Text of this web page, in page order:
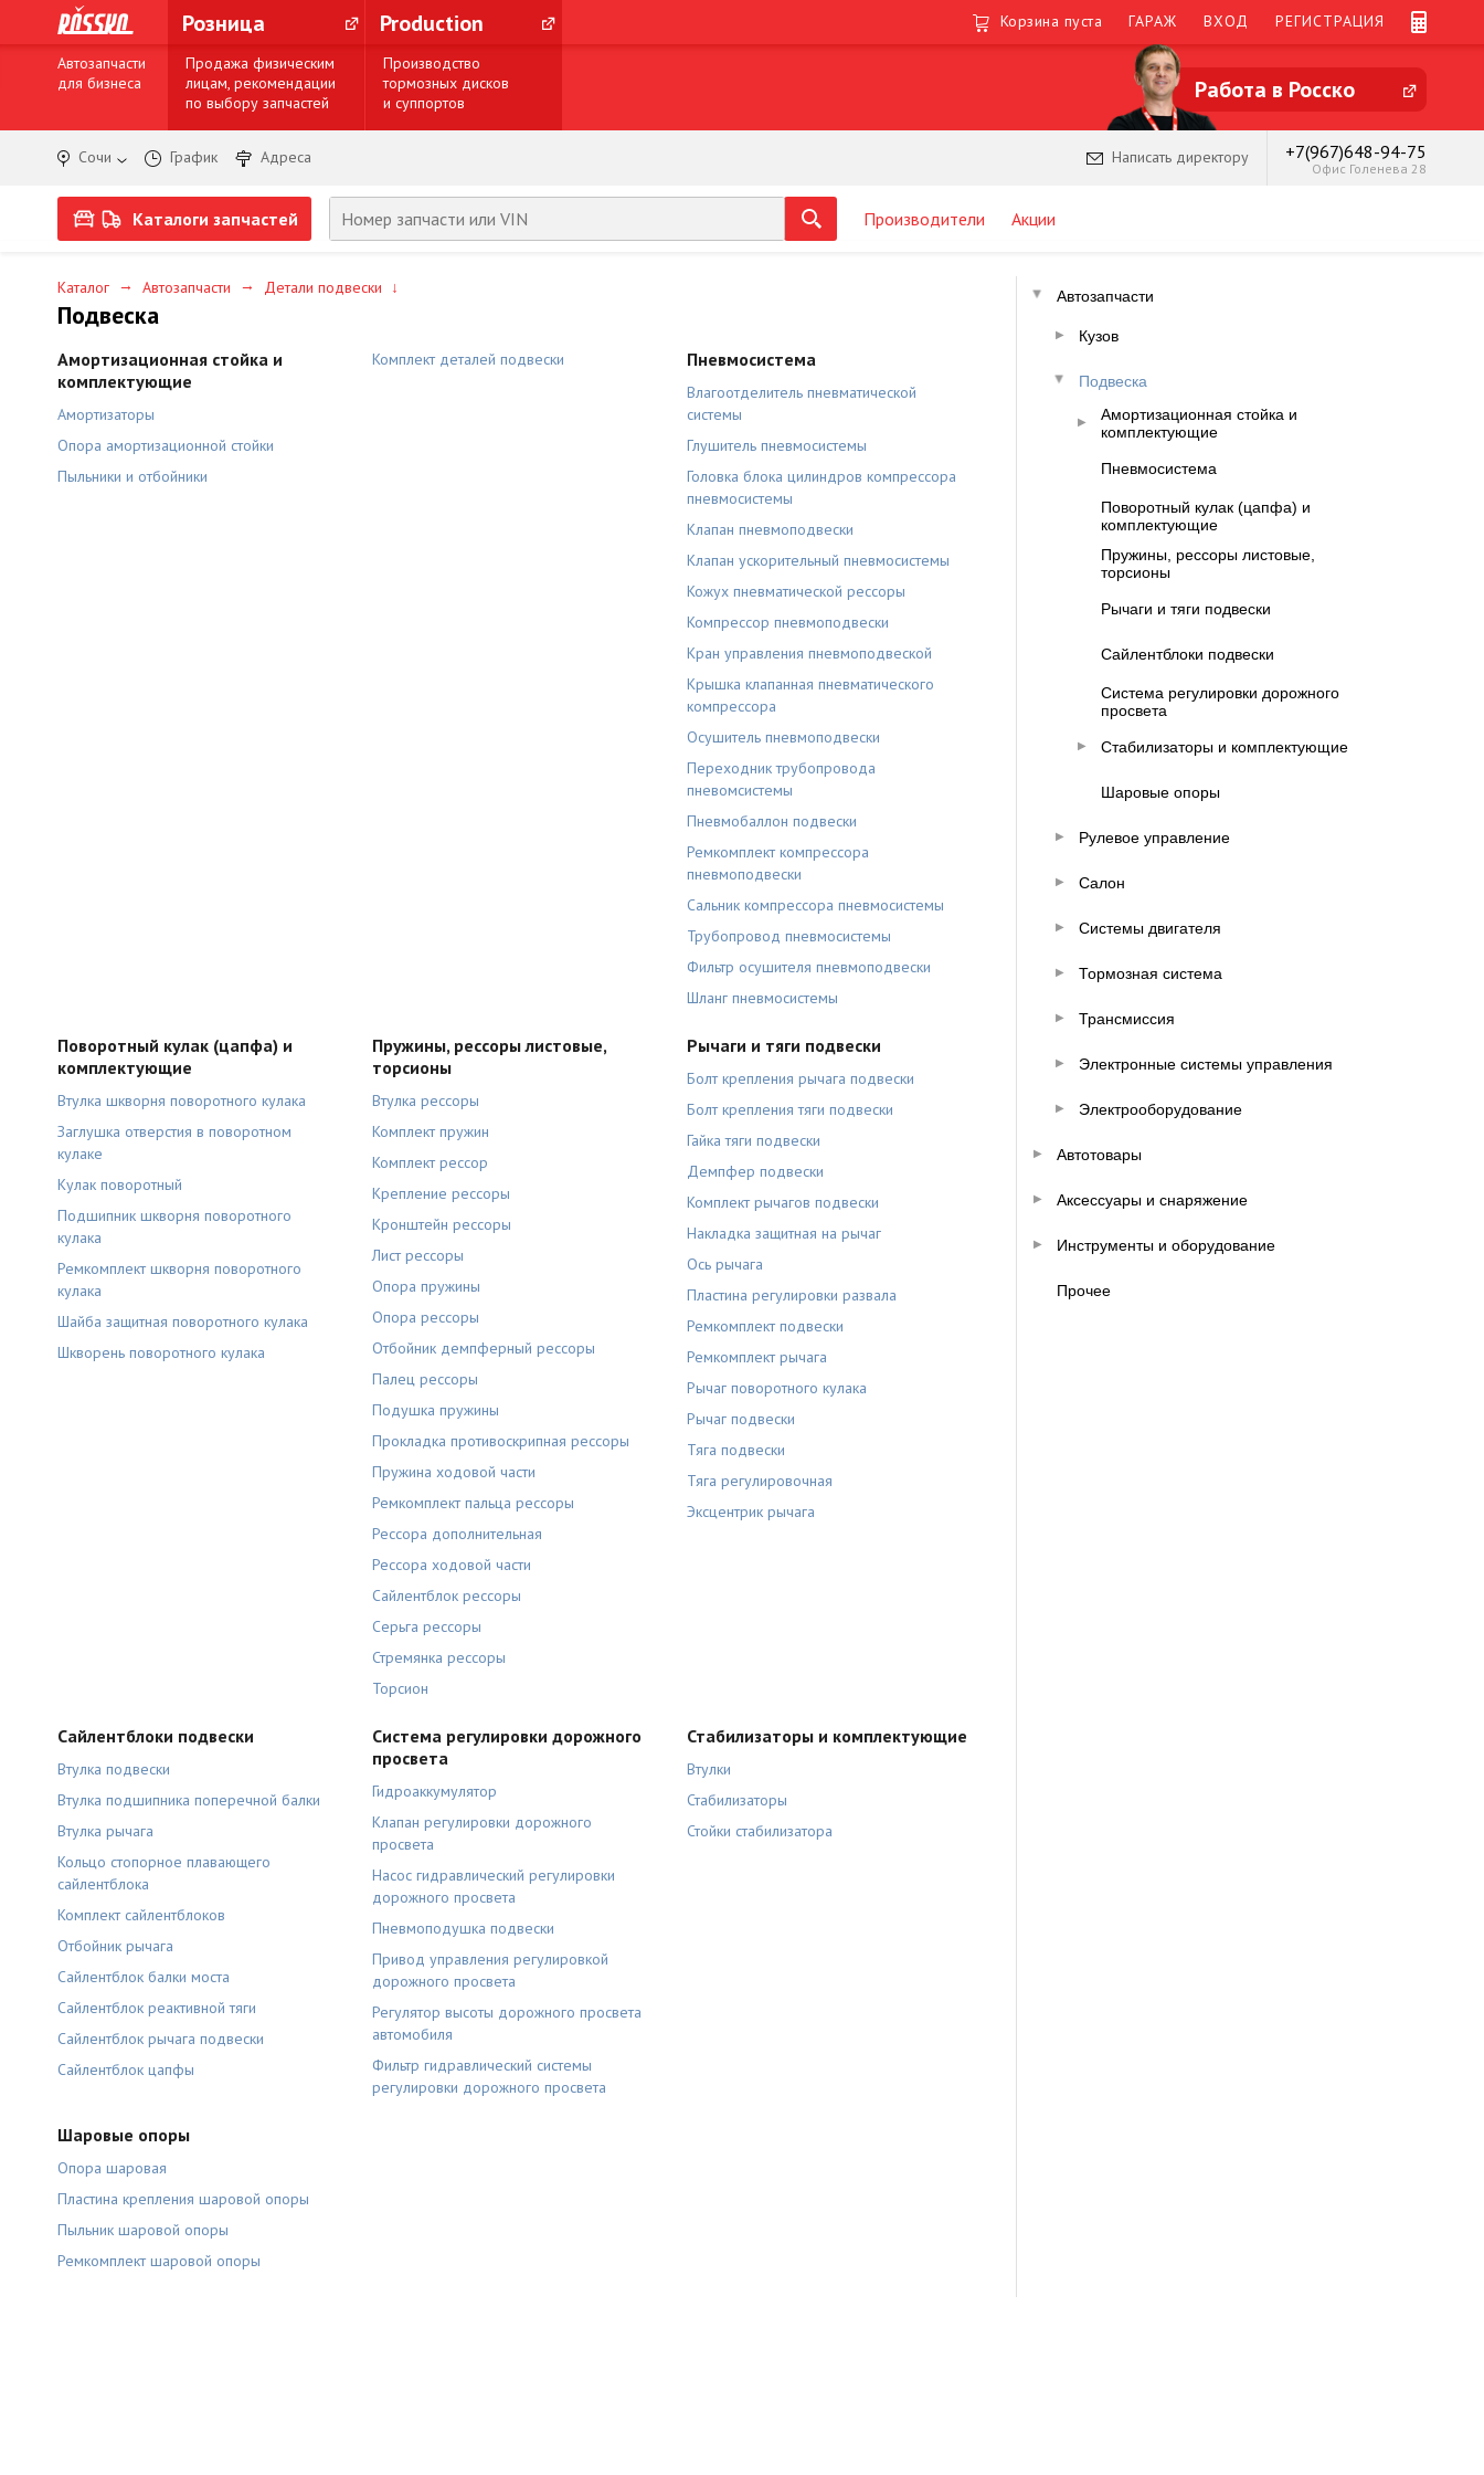
Розница Production Корзина пуста ГАРАЖ ВХОД РЕГИСТРАЦИЯ
Автозапчасти
для бизнеса
Продажа физическим
лицам, рекомендации
по выбору запчастей
Производство
тормозных дисков
и суппортов
Работа в Росско
Сочи График Адреса Написать директору +7(967)648-94-75
Офис Голенева 28
Каталоги запчастей Производители Акции
Каталог → Автозапчасти → Детали подвески ↓
Подвеска
Амортизационная стойка и
комплектующие
Амортизаторы
Опора амортизационной стойки
Пыльники и отбойники
Комплект деталей подвески Пневмосистема
Влагоотделитель пневматической
системы
Глушитель пневмосистемы
Головка блока цилиндров компрессора
пневмосистемы
Клапан пневмоподвески
Клапан ускорительный пневмосистемы
Кожух пневматической рессоры
Компрессор пневмоподвески
Кран управления пневмоподвеской
Крышка клапанная пневматического
компрессора
Осушитель пневмоподвески
Переходник трубопровода
пневомсистемы
Пневмобаллон подвески
Ремкомплект компрессора
пневмоподвески
Сальник компрессора пневмосистемы
Трубопровод пневмосистемы
Фильтр осушителя пневмоподвески
Шланг пневмосистемы
Поворотный кулак (цапфа) и
комплектующие
Втулка шкворня поворотного кулака
Заглушка отверстия в поворотном
кулаке
Кулак поворотный
Подшипник шкворня поворотного
кулака
Ремкомплект шкворня поворотного
кулака
Шайба защитная поворотного кулака
Шкворень поворотного кулака
Пружины, рессоры листовые,
торсионы
Втулка рессоры
Комплект пружин
Комплект рессор
Крепление рессоры
Кронштейн рессоры
Лист рессоры
Опора пружины
Опора рессоры
Отбойник демпферный рессоры
Палец рессоры
Подушка пружины
Прокладка противоскрипная рессоры
Пружина ходовой части
Ремкомплект пальца рессоры
Рессора дополнительная
Рессора ходовой части
Сайлентблок рессоры
Серьга рессоры
Стремянка рессоры
Торсион
Рычаги и тяги подвески
Болт крепления рычага подвески
Болт крепления тяги подвески
Гайка тяги подвески
Демпфер подвески
Комплект рычагов подвески
Накладка защитная на рычаг
Ось рычага
Пластина регулировки развала
Ремкомплект подвески
Ремкомплект рычага
Рычаг поворотного кулака
Рычаг подвески
Тяга подвески
Тяга регулировочная
Эксцентрик рычага
Сайлентблоки подвески
Втулка подвески
Втулка подшипника поперечной балки
Втулка рычага
Кольцо стопорное плавающего
сайлентблока
Комплект сайлентблоков
Отбойник рычага
Сайлентблок балки моста
Сайлентблок реактивной тяги
Сайлентблок рычага подвески
Сайлентблок цапфы
Система регулировки дорожного
просвета
Гидроаккумулятор
Клапан регулировки дорожного
просвета
Насос гидравлический регулировки
дорожного просвета
Пневмоподушка подвески
Привод управления регулировкой
дорожного просвета
Регулятор высоты дорожного просвета
автомобиля
Фильтр гидравлический системы
регулировки дорожного просвета
Стабилизаторы и комплектующие
Втулки
Стабилизаторы
Стойки стабилизатора
Шаровые опоры
Опора шаровая
Пластина крепления шаровой опоры
Пыльник шаровой опоры
Ремкомплект шаровой опоры
Автозапчасти
Кузов
Подвеска
Амортизационная стойка и
комплектующие
Пневмосистема
Поворотный кулак (цапфа) и
комплектующие
Пружины, рессоры листовые,
торсионы
Рычаги и тяги подвески
Сайлентблоки подвески
Система регулировки дорожного
просвета
Стабилизаторы и комплектующие
Шаровые опоры
Рулевое управление
Салон
Системы двигателя
Тормозная система
Трансмиссия
Электронные системы управления
Электрооборудование
Автотовары
Аксессуары и снаряжение
Инструменты и оборудование
Прочее